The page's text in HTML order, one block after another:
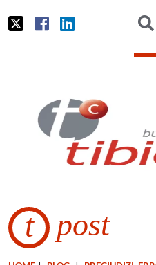
t post